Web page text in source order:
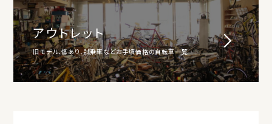
アウトレット
旧モデル、傷あり、試乗車などお手頃価格の自転車一覧